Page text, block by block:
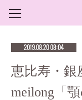
2019.08.20 08:04
恵比寿・銀
meilong「